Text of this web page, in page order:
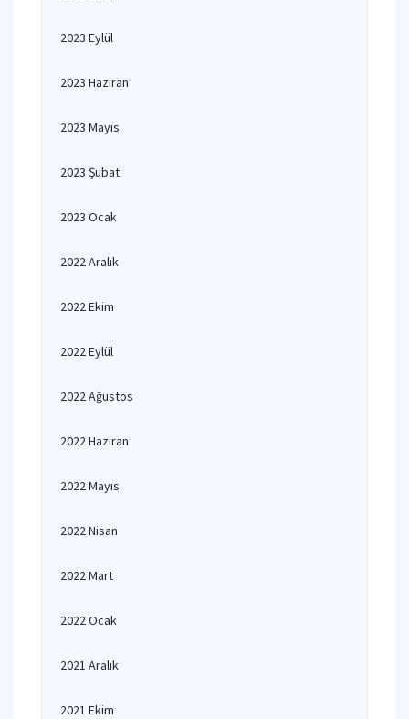
2023 Eylül
2023 Haziran
2023 Mayıs
2023 Şubat
2023 Ocak
2022 Aralık
2022 Ekim
2022 Eylül
2022 Ağustos
2022 Haziran
2022 Mayıs
2022 Nisan
2022 Mart
2022 Ocak
2021 Aralık
2021 Ekim